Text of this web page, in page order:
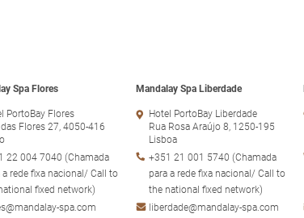
Spa Flores
PortoBay Flores
das Flores 27, 4050-416
22 004 7040 (Chamada
a rede fixa nacional/ Call to
fixed network)
spa.com
Mandalay Spa Liberdade
Hotel PortoBay Liberdade
Rua Rosa Araújo 8, 1250-195
Lisboa
+351 21 001 5740 (Chamada
para a rede fixa nacional/ Call to
the national fixed network)
liberdade@mandalay-spa.com